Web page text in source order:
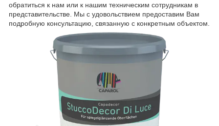
обратиться к нам или к нашим техническим сотрудникам в
представительстве. Мы с удовольствием предоставим Вам
подробную консультацию, связанную с конкретным объектом.